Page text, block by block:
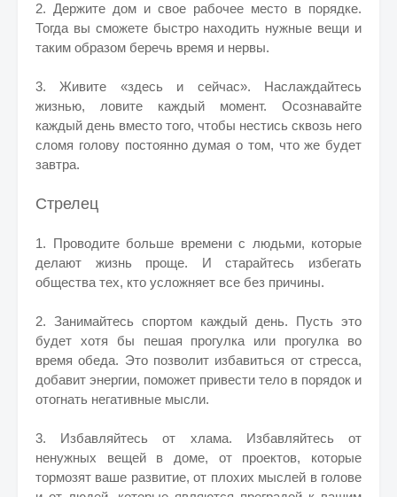
2. Держите дом и свое рабочее место в порядке.
Тогда вы сможете быстро находить нужные вещи и
таким образом беречь время и нервы.
3. Живите «здесь и сейчас». Наслаждайтесь
жизнью, ловите каждый момент. Осознавайте
каждый день вместо того, чтобы нестись сквозь него
сломя голову постоянно думая о том, что же будет
завтра.
Стрелец
1. Проводите больше времени с людьми, которые
делают жизнь проще. И старайтесь избегать
общества тех, кто усложняет все без причины.
2. Занимайтесь спортом каждый день. Пусть это
будет хотя бы пешая прогулка или прогулка во
время обеда. Это позволит избавиться от стресса,
добавит энергии, поможет привести тело в порядок и
отогнать негативные мысли.
3. Избавляйтесь от хлама. Избавляйтесь от
ненужных вещей в доме, от проектов, которые
тормозят ваше развитие, от плохих мыслей в голове